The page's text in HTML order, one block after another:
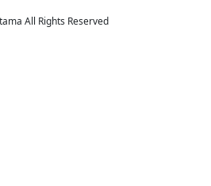
All Rights Reserved